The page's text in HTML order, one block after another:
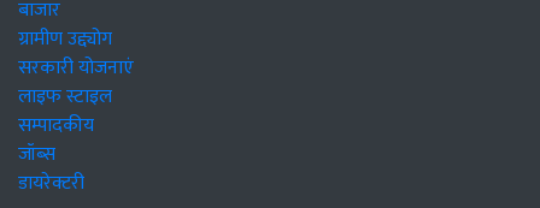
बाजार
ग्रामीण उद्द्योग
सरकारी योजनाएं
लाइफ स्टाइल
सम्पादकीय
जॉब्स
डायरेक्टरी